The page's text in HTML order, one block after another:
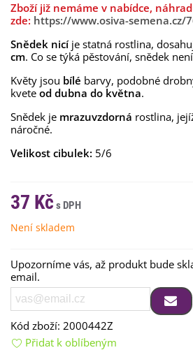
Zboží již nemáme v nabídce,
zde: https://www.osiva-semena.cz/
Snědek nicíje statná rostlina,
cm. Co se týká pěstování, snědek
Květy jsou bílé barvy, podobné
kvete od dubna do května.
Snědek je mrazuvzdorná rostlina,
náročné.
Velikost cibulek: 5/6
37 Kč
Není skladem
Upozorníme vás, až produkt bude
email.
Kód zboží: 2000442Z
Přidat k oblíbeným